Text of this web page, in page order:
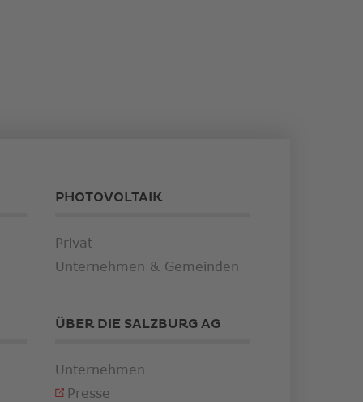
PHOTOVOLTAIK
Privat
Unternehmen & Gemeinden
ÜBER DIE SALZBURG AG
Unternehmen
Presse